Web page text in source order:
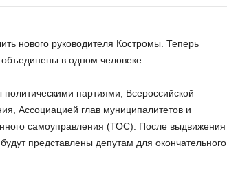
нового руководителя Костромы. Теперь
в одном человеке.
партиями, Всероссийской
Ассоциацией глав муниципалитетов и
самоуправления (ТОС). После выдвижения
представлены депутам для окончательного